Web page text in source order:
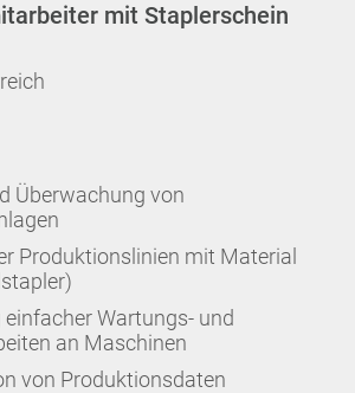
mit Staplerschein
Überwachung von
Produktionslinien mit Material
Wartungs- und
an Maschinen
von Produktionsdaten